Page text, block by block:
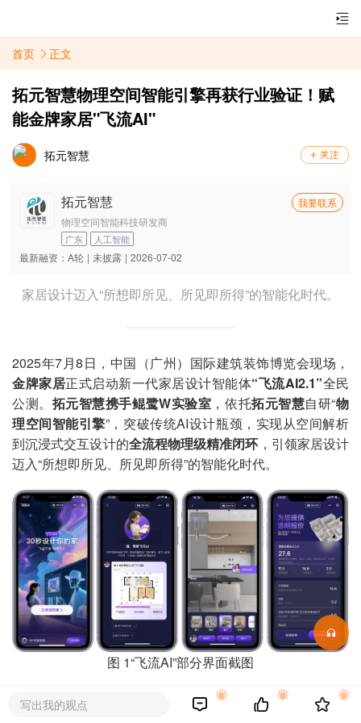
首页 正文
拓元智慧物理空间智能引擎再获行业验证！赋
能金牌家居"飞流AI"
拓元智慧
拓元智慧
我要联系
物理空间智能科技研发商
广东 人工智能
最新融资： A轮 | 未披露 | 2026-07-02
家居设计迈入“所想即所见、所见即所得”的智能化时代。
2025年7月8日，中国（广州）国际建筑装饰博览会现场，
金牌家居正式启动新一代家居设计智能体“飞流AI2.1”全民
公测。 拓元智慧携手鲲鹭W实验室 ，依托拓元智慧自研“物
理空间智能引擎”，突破传统AI设计瓶颈，实现从空间解析
到沉浸式交互设计的全流程物理级精准闭环，引领家居设计
迈入“所想即所见、所见即所得”的智能化时代。
图 1“飞流AI”部分界面截图
1.技术底座｜破解AI“不懂物理”行业痛点
写出我的观点
0 0 0